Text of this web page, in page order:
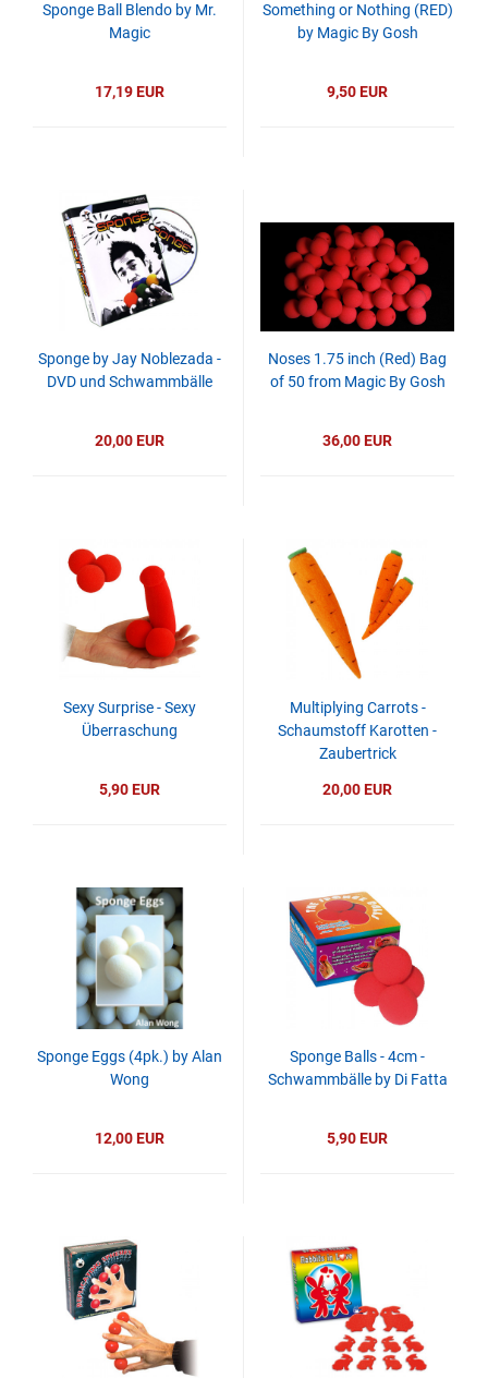
Sponge Ball Blendo by Mr.
Magic
17,19 EUR
Something or Nothing (RED)
by Magic By Gosh
9,50 EUR
Sponge by Jay Noblezada -
DVD und Schwammbälle
20,00 EUR
Noses 1.75 inch (Red) Bag
of 50 from Magic By Gosh
36,00 EUR
Sexy Surprise - Sexy
Überraschung
5,90 EUR
Multiplying Carrots -
Schaumstoff Karotten -
Zaubertrick
20,00 EUR
Sponge Eggs (4pk.) by Alan
Wong
12,00 EUR
Sponge Balls - 4cm -
Schwammbälle by Di Fatta
5,90 EUR